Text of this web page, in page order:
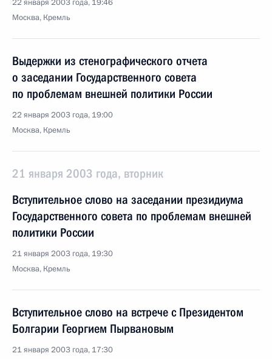
22 января 2003 года, 19:46
Москва, Кремль
Выдержки из стенографического отчета
о заседании Государственного совета
по проблемам внешней политики России
22 января 2003 года, 19:00
Москва, Кремль
21 января 2003 года, вторник
Вступительное слово на заседании президиума
Государственного совета по проблемам внешней
политики России
21 января 2003 года, 19:30
Москва, Кремль
Вступительное слово на встрече с Президентом
Болгарии Георгием Пырвановым
21 января 2003 года, 17:30